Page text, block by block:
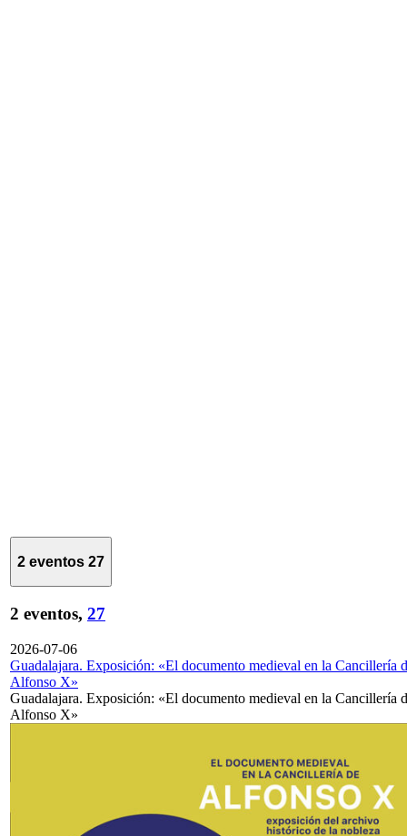
2 eventos 27
2 eventos, 27
2026-07-06
Guadalajara. Exposición: «El documento medieval en la Cancillería
Alfonso X»
Guadalajara. Exposición: «El documento medieval en la Cancillería
Alfonso X»